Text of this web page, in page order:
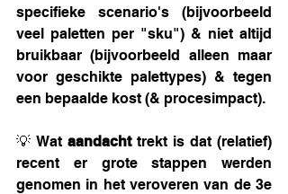
specifieke scenario's (bijvoorbeeld
veel paletten per "sku") & niet altijd
bruikbaar (bijvoorbeeld alleen maar
voor geschikte palettypes) & tegen
een bepaalde kost (& procesimpact).
💡 Wat aandacht trekt is dat (relatief)
recent er grote stappen werden
genomen in het veroveren van de 3e